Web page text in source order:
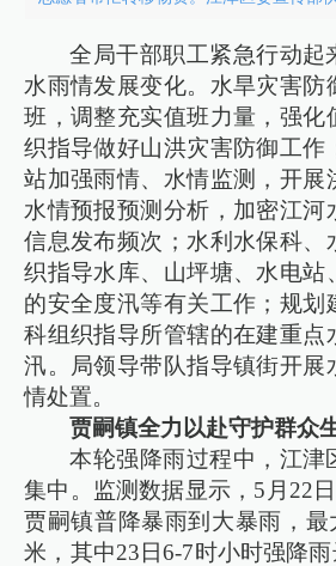
全局干部职工紧急行动起
水雨情发展变化。水旱灾害防
班，调整充实值班力量，强化
织指导做好山洪灾害防御工作
站加强雨情、水情监测，开展
水情预报预测分析，加密江河
信息发布频次；水利水保科、
织指导水库、山坪塘、水电站
的安全度汛等有关工作；规划
科组织指导所管辖的在建重点
汛。局领导带队指导镇街开展
情处置。
贾嗣镇全力以赴守护群众
本轮强降雨过程中，江津
集中。监测数据显示，5月22
贾嗣镇普降暴雨到大暴雨，最
米，其中23日6-7时小时强降